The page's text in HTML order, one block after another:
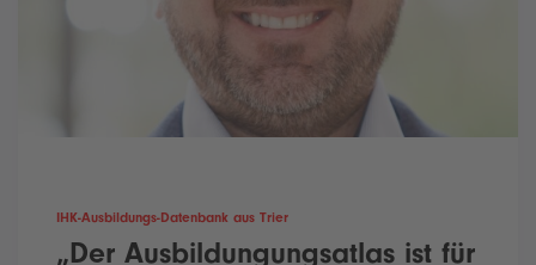
IHK-Ausbildungs-Datenbank aus Trier
„Der Ausbildungungsatlas ist für